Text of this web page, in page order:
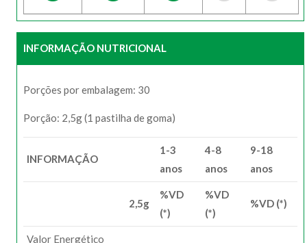
INFORMAÇÃO NUTRICIONAL
Porções por embalagem: 30
Porção: 2,5g (1 pastilha de goma)
INFORMAÇÃO
1-3
anos
4-8
anos
9-18
anos
2,5g
%VD
(*)
%VD
(*)
%VD (*)
Valor Energético